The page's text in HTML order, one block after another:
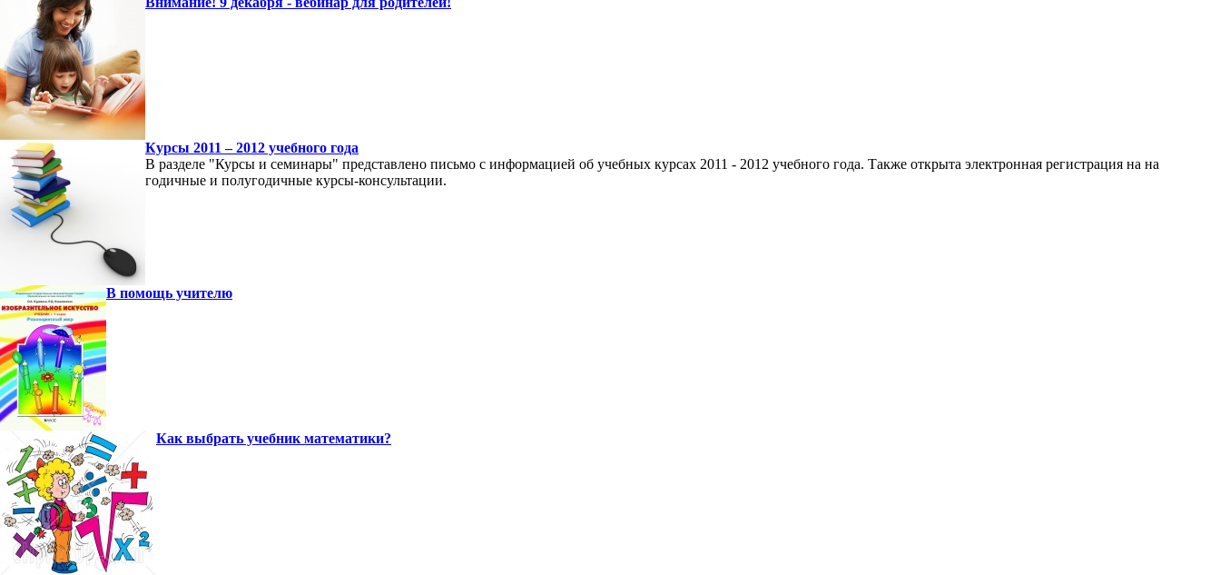
Курсы 2011 – 2012 учебного года
В разделе "Курсы и семинары" представлено письмо с информацией об учебных курсах 2011 - 2012 учебного года. Также открыта электронная регистрация на на
годичные и полугодичные курсы-консультации.
В помощь учителю
Как выбрать учебник математики?